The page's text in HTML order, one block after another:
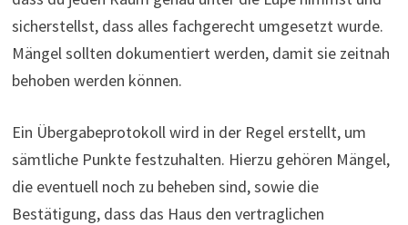
sicherstellst, dass alles fachgerecht umgesetzt wurde.
Mängel sollten dokumentiert werden, damit sie zeitnah
behoben werden können.
Ein Übergabeprotokoll wird in der Regel erstellt, um
sämtliche Punkte festzuhalten. Hierzu gehören Mängel,
die eventuell noch zu beheben sind, sowie die
Bestätigung, dass das Haus den vertraglichen